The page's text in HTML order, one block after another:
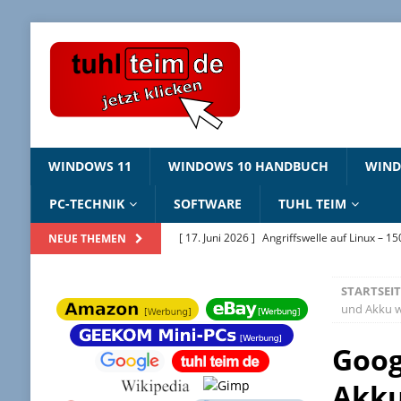
WINDOWS 11 WINDOWS 10 HANDBUCH
PC-TECHNIK SOFTWARE TUHL TEIM
NEUE THEMEN [ 17. Juni 2026 ] Angriffswelle auf Linux –
[ 11. Mai 2026 ] Linux Sicherheitslücken
[ 2. Februar 2026 ] Bildschirmhintergründe
[ 25. Juni 2026 ]
Windows 10 ESU – jetzt
und Akku